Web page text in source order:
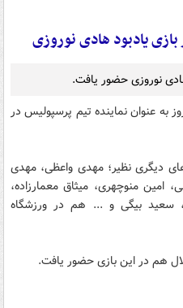
یادبود هادی نوروزی
نوروزی حضور یافت.
به عنوان نماینده تیم پرسپولیس در
دیگری نظیر؛ مهدی واعظی، مهدی
امین منوچهری، میثاق معمارزاده،
سعید بیگی و ... هم در ورزشگاه
هم در این بازی حضور یافت.